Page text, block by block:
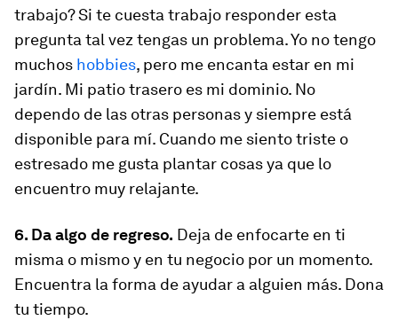
trabajo? Si te cuesta trabajo responder esta
pregunta tal vez tengas un problema. Yo no tengo
muchos hobbies, pero me encanta estar en mi
jardín. Mi patio trasero es mi dominio. No
dependo de las otras personas y siempre está
disponible para mí. Cuando me siento triste o
estresado me gusta plantar cosas ya que lo
encuentro muy relajante.
6. Da algo de regreso. Deja de enfocarte en ti
misma o mismo y en tu negocio por un momento.
Encuentra la forma de ayudar a alguien más. Dona
tu tiempo.